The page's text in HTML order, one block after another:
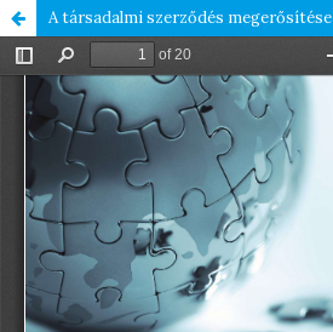
A társadalmi szerződés megerősítése